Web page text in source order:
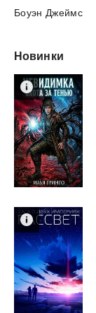
Боуэн Джеймс
Новинки